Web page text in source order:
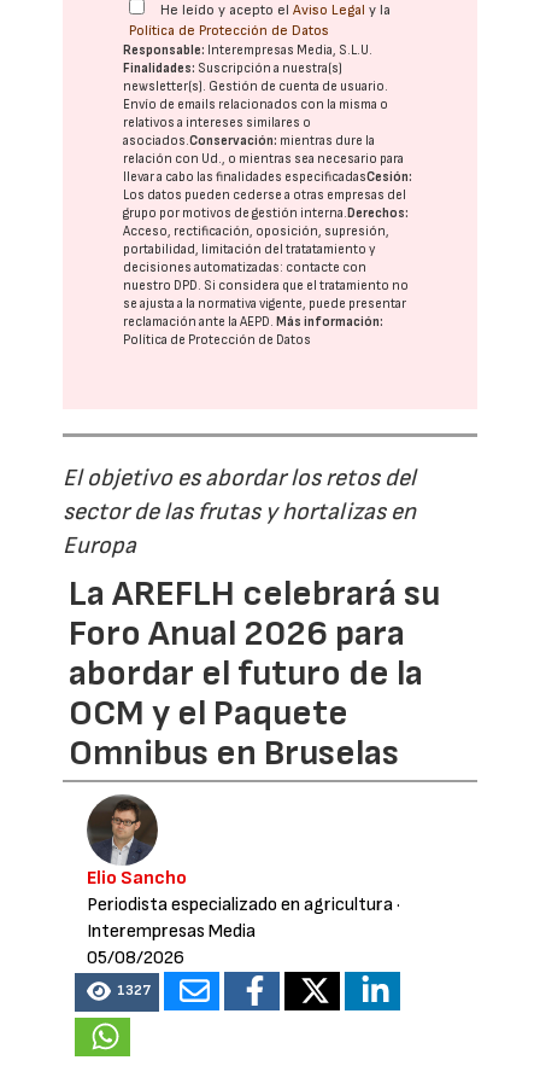
He leído y acepto elAviso Legal y la
Política de Protección de Datos
Responsable: Interempresas Media, S.L.U.
Finalidades: Suscripción a nuestra(s)
newsletter(s). Gestión de cuenta de usuario.
Envío de emails relacionados con la misma o
relativos a intereses similares o
asociados.Conservación: mientras dure la
relación con Ud., o mientras sea necesario para
llevar a cabo las finalidades especificadasCesión:
Los datos pueden cederse a otras empresas del
grupo por motivos de gestión interna. Derechos:
Acceso, rectificación, oposición, supresión,
portabilidad, limitación del tratatamiento y
decisiones automatizadas: contacte con
nuestro DPD. Si considera que el tratamiento no
se ajusta a la normativa vigente, puede presentar
reclamación ante laAEPD. Más información:
Política de Protección de Datos
El objetivo es abordar los retos del
sector de las frutas y hortalizas en
Europa
La AREFLH celebrará su
Foro Anual 2026 para
abordar el futuro de la
OCM y el Paquete
Omnibus en Bruselas
Elio Sancho
Periodista especializado en agricultura·
Interempresas Media
05/08/2026
1327